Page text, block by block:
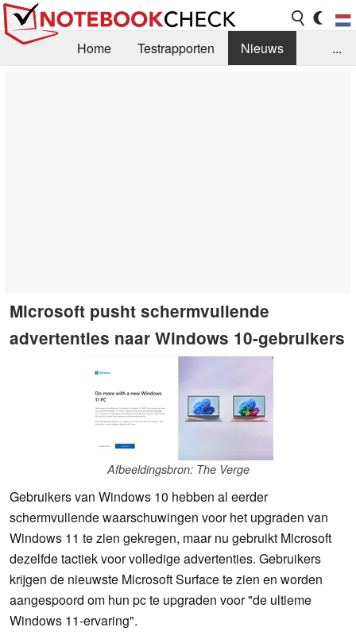
Home Testrapporten
Nieuws
...
Microsoft pusht schermvullende
advertenties naar Windows 10-gebruikers
Afbeeldingsbron: The Verge
Gebruikers van Windows 10 hebben al eerder
schermvullende waarschuwingen voor het upgraden van
Windows 11 te zien gekregen, maar nu gebruikt Microsoft
dezelfde tactiek voor volledige advertenties. Gebruikers
krijgen de nieuwste Microsoft Surface te zien en worden
aangespoord om hun pc te upgraden voor "de ultieme
Windows 11-ervaring".